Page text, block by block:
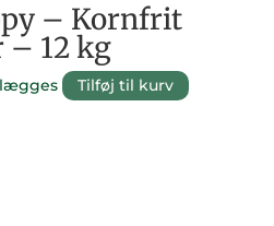
– Kornfrit
– 12 kg
Tilføj til kurv